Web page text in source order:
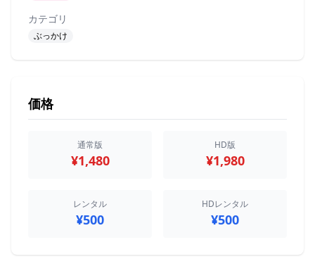
カテゴリ
ぶっかけ
価格
通常版
¥1,480
HD版
¥1,980
レンタル
¥500
HDレンタル
¥500